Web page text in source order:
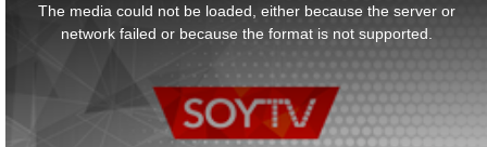
The media could not be loaded, either because the server or
network failed or because the format is not supported.